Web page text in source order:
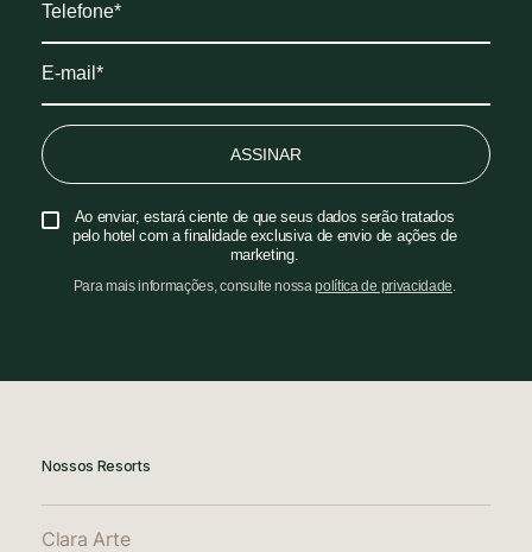
ASSINAR
Ao enviar, estará ciente de que seus dados serão tratados
pelo hotel com a finalidade exclusiva de envio de ações de
marketing.
Para mais informações, consulte nossapolítica de privacidade.
Nossos Resorts
Clara Arte